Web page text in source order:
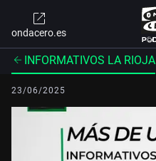
ondacero.es
INFORMATIVOS LA RIOJA
23/06/2025